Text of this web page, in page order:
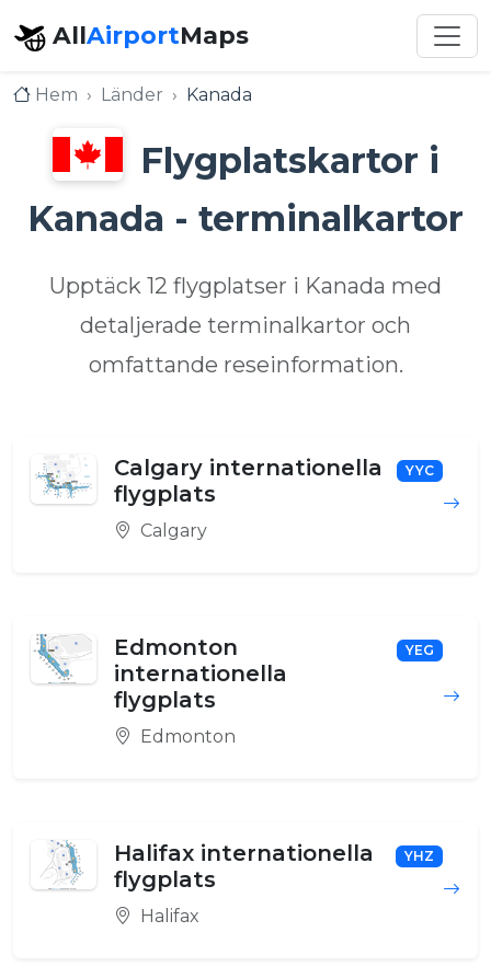
AllAirportMaps
Hem Länder Kanada
Flygplatskartor i
Kanada - terminalkartor
Upptäck 12 flygplatser i Kanada med
detaljerade terminalkartor och
omfattande reseinformation.
Calgary internationella
flygplats
YYC
Calgary
Edmonton
internationella
flygplats
YEG
Edmonton
Halifax internationella
flygplats
YHZ
Halifax